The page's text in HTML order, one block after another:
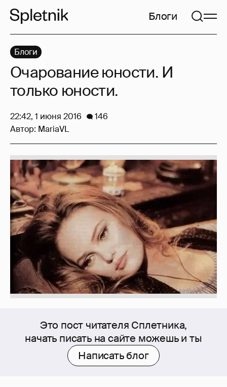
Блоги
Это пост читателя Сплетника,
начать писать на сайте можешь и ты
Написать блог
Блоги
Очарование юности. И
только юности.
22:42, 1 июня 2016
146
Автор: MariaVL